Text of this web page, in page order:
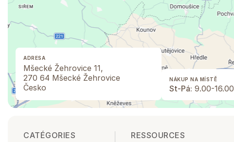
ADRESA
Mšecké Žehrovice 11,
270 64 Mšecké Žehrovice
Česko
NÁKUP NA MÍSTĚ
St-Pá: 9.00-16.00
CATÉGORIES
RESSOURCES